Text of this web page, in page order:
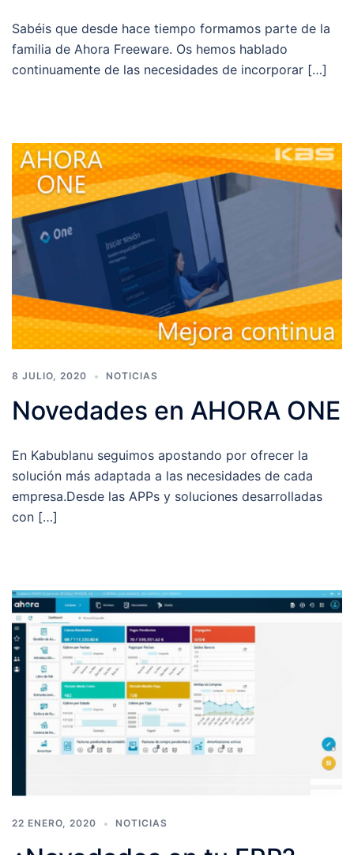
Sabéis que desde hace tiempo formamos parte de la
familia de Ahora Freeware. Os hemos hablado
continuamente de las necesidades de incorporar […]
8 JULIO, 2020 NOTICIAS
Novedades en AHORA ONE
En Kabublanu seguimos apostando por ofrecer la
solución más adaptada a las necesidades de cada
empresa.Desde las APPs y soluciones desarrolladas
con […]
22 ENERO, 2020 NOTICIAS